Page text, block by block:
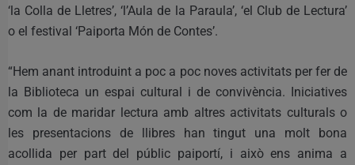
‘la Colla de Lletres’, ‘l’Aula de la Paraula’, ‘el Club de Lectura’
o el festival ‘Paiporta Món de Contes’.
“Hem anant introduint a poc a poc noves activitats per fer de
la Biblioteca un espai cultural i de convivència. Iniciatives
com la de maridar lectura amb altres activitats culturals o
les presentacions de llibres han tingut una molt bona
acollida per part del públic paiportí, i això ens anima a